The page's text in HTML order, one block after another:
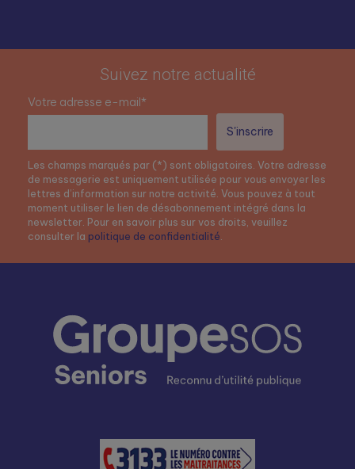
Suivez notre actualité
Votre adresse e-mail*
Les champs marqués par (*) sont obligatoires. Votre adresse
de messagerie est uniquement utilisée pour vous envoyer les
lettres d’information sur notre activité. Vous pouvez à tout
moment utiliser le lien de désabonnement intégré dans la
newsletter. Pour en savoir plus sur vos droits, veuillez
consulter la politique de confidentialité.